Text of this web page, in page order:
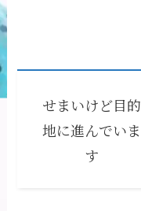
せまいけど目的
地に進んでいま
す